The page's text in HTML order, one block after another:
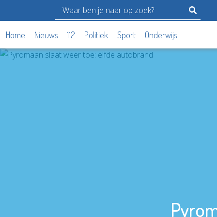
Home Nieuws 112 Politiek Sport Onderwijs